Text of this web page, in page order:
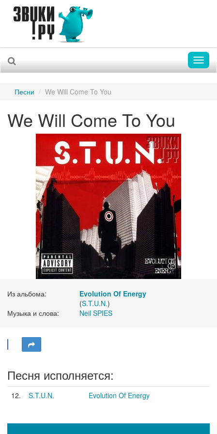
Песни We Will Come To You
We Will Come To You
Из альбома:
Evolution Of Energy
(S.T.U.N.)
Музыка и слова:
Neil SPIES
Песня исполняется:
12. S.T.U.N. Evolution Of Energy